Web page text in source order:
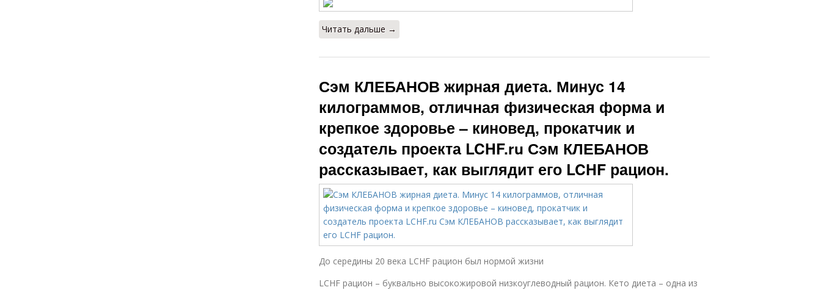
Читать дальше →
Сэм КЛЕБАНОВ жирная диета. Минус 14
килограммов, отличная физическая форма и
крепкое здоровье – киновед, прокатчик и
создатель проекта LCHF.ru Сэм КЛЕБАНОВ
рассказывает, как выглядит его LCHF рацион.
До середины 20 века LCHF рацион был нормой жизни
LCHF рацион – буквально высокожировой низкоуглеводный рацион. Кето диета – одна из